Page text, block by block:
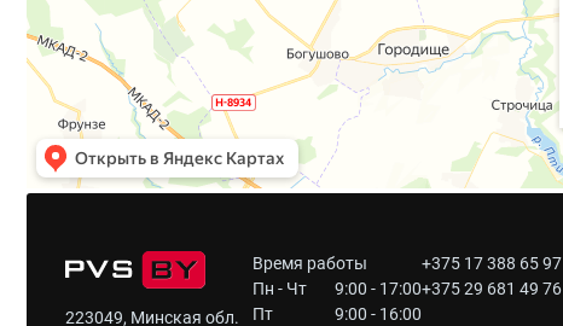
223049, Минская обл.
Время работы
Пн - Чт
9:00 - 17:00
Пт
9:00 - 16:00
+375 17 388 65 97
+375 29 681 49 76